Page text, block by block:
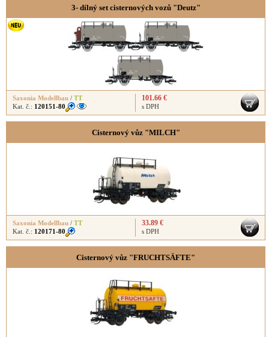
3- dílný set cisternových vozů "Deutz"
Saxonia Modellbau / TT
Kat. č.: 120151-80
101.66 €
s DPH
Cisternový vůz "MILCH"
Saxonia Modellbau / TT
Kat. č.: 120171-80
33.89 €
s DPH
Cisternový vůz "FRUCHTSÄFTE"